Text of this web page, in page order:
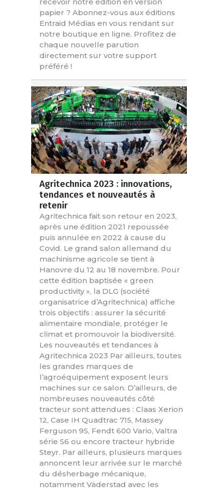
papier ? Abonnez-vous aux éditions
Entraid Médias en vous rendant sur
notre boutique en ligne. Profitez de
chaque nouvelle parution
directement sur votre support
préféré !
Agritechnica 2023 : innovations,
tendances et nouveautés à
retenir
Agritechnica fait son retour en 2023,
après une édition 2021 repoussée
puis annulée en 2022 à cause du
Covid. Le grand salon allemand du
machinisme agricole se tient à
Hanovre du 12 au 18 novembre. Pour
cette édition baptisée « green
productivity », la DLG (société
organisatrice d’Agritechnica) affiche
trois objectifs : assurer la sécurité
alimentaire mondiale, protéger le
climat et promouvoir la biodiversité.
Les nouveautés et tendances à
Agritechnica 2023 Par ailleurs, toutes
les grandes marques de
l’agroéquipement exposent leurs
machines sur ce salon. D’ailleurs, de
nombreuses nouveautés côté
tracteur sont attendues : Claas Xerion
12, Case IH Quadtrac 715, Massey
Ferguson 9S, Fendt 600 Vario, Valtra
série S6 ou encore tracteur hybride
Steyr. Par ailleurs, plusieurs marques
annoncent leur arrivée sur le marché
du désherbage mécanique,
notamment Väderstad avec les